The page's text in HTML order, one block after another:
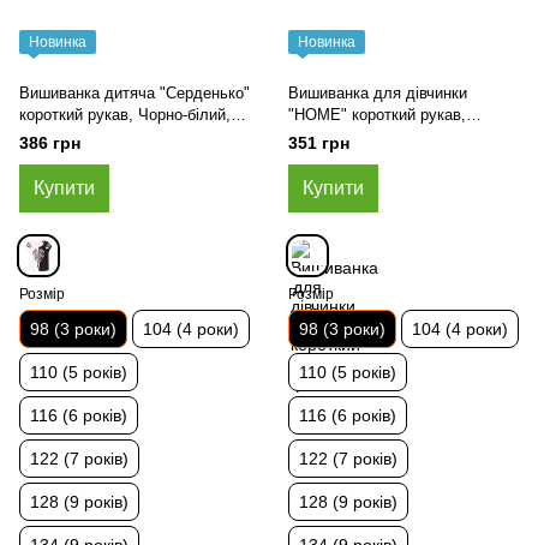
Новинка
Вишиванка дитяча "Серденько"
короткий рукав, Чорно-білий,
98 (3 роки)
386 грн
Купити
Розмір
98 (3 роки) 104 (4 роки)
110 (5 років)
116 (6 років)
122 (7 років)
128 (9 років)
Новинка
Вишиванка для дівчинки
"HOME" короткий рукав,
Жовтий, 98 (3 роки)
351 грн
Купити
Розмір
98 (3 роки) 104 (4 роки)
110 (5 років)
116 (6 років)
122 (7 років)
128 (9 років)